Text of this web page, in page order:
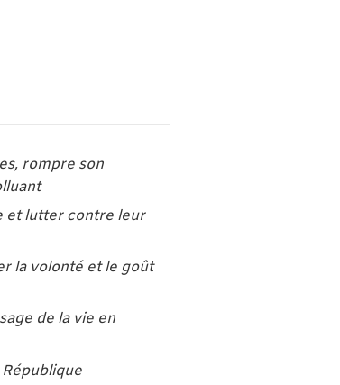
rompre son
et lutter contre leur
la volonté et le goût
de la vie en